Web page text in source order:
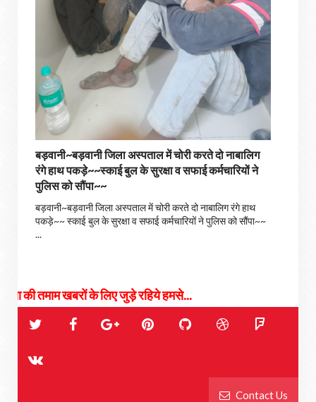
बड़वानी~बड़वानी जिला अस्पताल में चोरी करते दो नाबालिग
रंगे हाथ पकड़े~~स्काई बुल के सुरक्षा व सफाई कर्मचारियों ने
पुलिस को सौंपा~~
बड़वानी~बड़वानी जिला अस्पताल में चोरी करते दो नाबालिग रंगे हाथ
पकड़े~~ स्काई बुल के सुरक्षा व सफाई कर्मचारियों ने पुलिस को सौंपा~~
...
खबरों के लिए जुड़े रहिये हमसे...
Contact Us